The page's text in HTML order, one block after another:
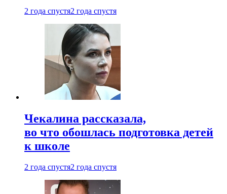
2 года спустя2 года спустя
Чекалина рассказала,
во что обошлась подготовка детей
к школе
2 года спустя2 года спустя